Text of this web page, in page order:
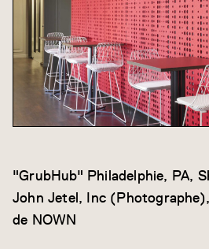
"GrubHub" Philadelphie, PA,
John Jetel, Inc
de NOWN